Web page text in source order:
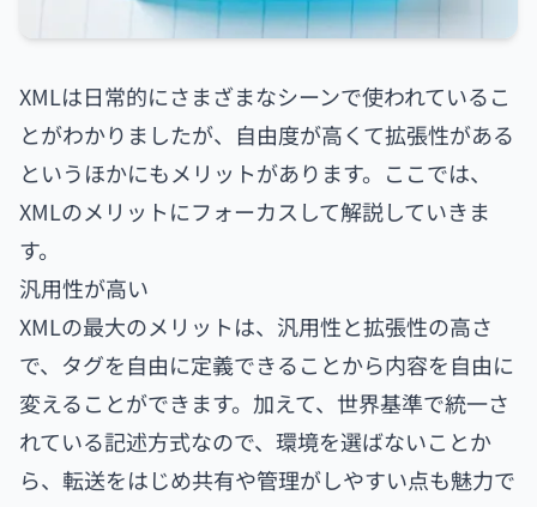
XMLは日常的にさまざまなシーンで使われているこ
とがわかりましたが、自由度が高くて拡張性がある
というほかにもメリットがあります。ここでは、
XMLのメリットにフォーカスして解説していきま
す。
汎用性が高い
XMLの最大のメリットは、汎用性と拡張性の高さ
で、タグを自由に定義できることから内容を自由に
変えることができます。加えて、世界基準で統一さ
れている記述方式なので、環境を選ばないことか
ら、転送をはじめ共有や管理がしやすい点も魅力で